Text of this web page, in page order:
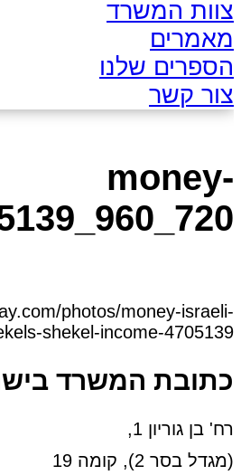
צוות המשרד
מאמרים
הספרים שלנו
צור קשר
money-
photos/money-israeli-
shekel-income-4705139/
כתובת המשרד
רח' בן גוריון 1,
(מגדל בסר 2), קומה 19